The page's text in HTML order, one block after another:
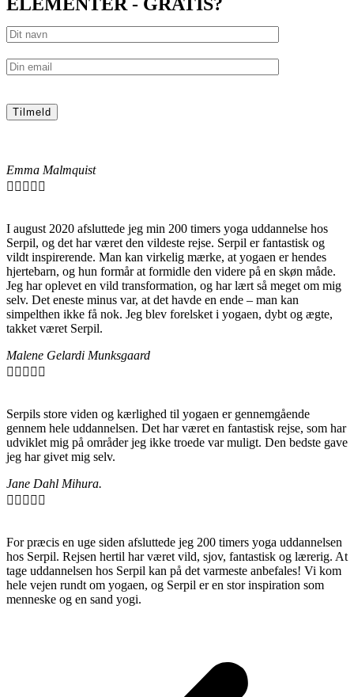
ELEMENTER - GRATIS?
Emma Malmquist
    
I august 2020 afsluttede jeg min 200 timers yoga uddannelse hos
Serpil, og det har været den vildeste rejse. Serpil er fantastisk og
vildt inspirerende. Man kan virkelig mærke, at yogaen er hendes
hjertebarn, og hun formår at formidle den videre på en skøn måde.
Jeg har oplevet en vild transformation, og har lært så meget om mig
selv. Det eneste minus var, at det havde en ende – man kan
simpelthen ikke få nok. Jeg blev forelsket i yogaen, dybt og ægte,
takket været Serpil.
Malene Gelardi Munksgaard
    
Serpils store viden og kærlighed til yogaen er gennemgående
gennem hele uddannelsen. Det har været en fantastisk rejse, som har
udviklet mig på områder jeg ikke troede var muligt. Den bedste gave
jeg har givet mig selv.
Jane Dahl Mihura.
    
For præcis en uge siden afsluttede jeg 200 timers yoga uddannelsen
hos Serpil. Rejsen hertil har været vild, sjov, fantastisk og lærerig. At
tage uddannelsen hos Serpil kan på det varmeste anbefales! Vi kom
hele vejen rundt om yogaen, og Serpil er en stor inspiration som
menneske og en sand yogi.